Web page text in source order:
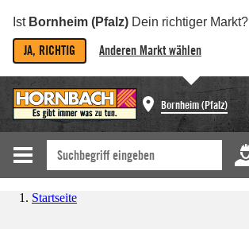
Ist Bornheim (Pfalz) Dein richtiger Markt?
JA, RICHTIG Anderen Markt wählen
Bornheim (Pfalz)
Startseite